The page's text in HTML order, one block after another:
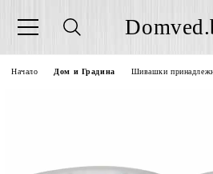
Начало Дом и Градина Шивашки